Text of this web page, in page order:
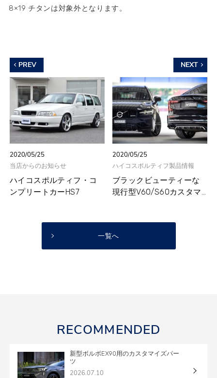
8×19 チタンは対象外となります。
PREV
2020/05/25
当店からのお知らせ
ハイコスポルティフ・コ
ンプリートカーHS7
NEXT
2020/05/25
ハイコスポルティフ製品情報
ブラックビューティーな
現行型V60/S60カスタマ...
一覧へ
RECOMMENDED
新型ボルボEX90用のカスタマイズパー
ツ
2026.07.10